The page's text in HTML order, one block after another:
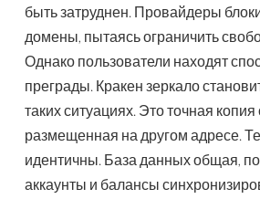
быть затруднен. Провайдеры
домены, пытаясь ограничить
Однако пользователи находят
преграды. Кракен зеркало
таких ситуациях. Это точная копия
размещенная на другом адресе.
идентичны. База данных общая,
аккаунты и балансы